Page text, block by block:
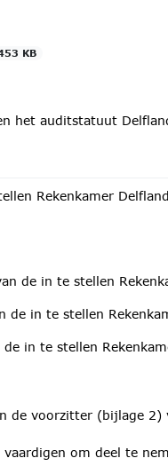
KB
het auditstatuut
Rekenkamer Delfland
de in te stellen
de in te stellen
in te stellen
de voorzitter (bijlage 2)
om deel te